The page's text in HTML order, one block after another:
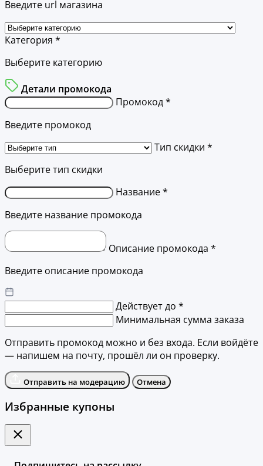
Введите url магазина
Категория *
Выберите категорию
Детали промокода
Промокод *
Введите промокод
Тип скидки *
Выберите тип скидки
Название *
Введите название промокода
Описание промокода *
Введите описание промокода
Действует до *
Минимальная сумма заказа
Отправить промокод можно и без входа. Если войдёте
— напишем на почту, прошёл ли он проверку.
Отправить на модерацию Отмена
Избранные купоны